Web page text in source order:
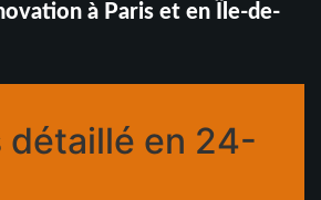
à Paris et en Île-de-
détaillé en 24-